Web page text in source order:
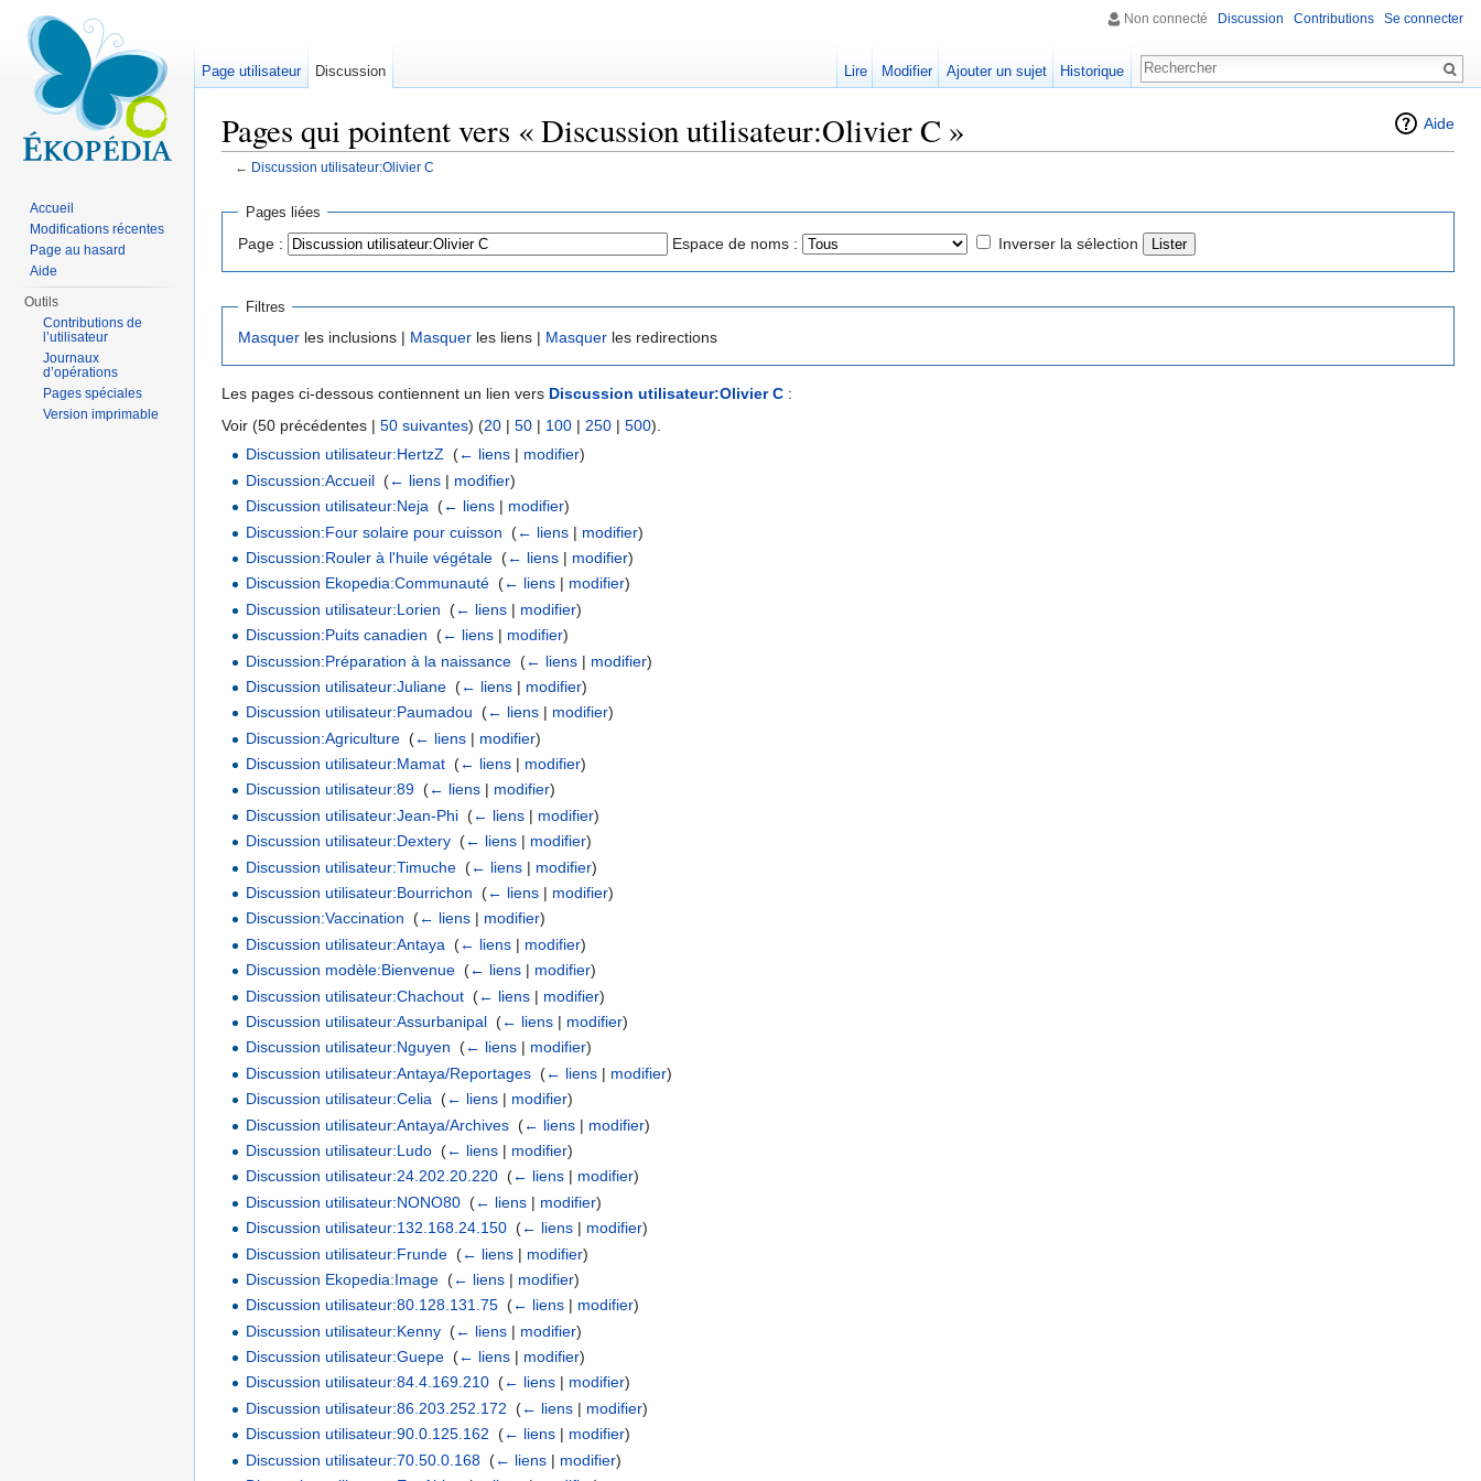
Aide
Pages qui pointent vers « Discussion utilisateur:Olivier C »
← Discussion utilisateur:Olivier C
Pages liées
Page : Espace de noms : Inverser la sélection
Filtres
Masquer les inclusions | Masquer les liens | Masquer les redirections
Les pages ci-dessous contiennent un lien vers Discussion utilisateur:Olivier C :
Voir (50 précédentes | 50 suivantes) (20 | 50 | 100 | 250 | 500).
Discussion utilisateur:HertzZ (← liens | modifier)
Discussion:Accueil (← liens | modifier)
Discussion utilisateur:Neja
(← liens | modifier)
Discussion:Four solaire pour cuisson
(← liens | modifier)
Discussion:Rouler à l'huile végétale (← liens | modifier)
Discussion Ekopedia:Communauté (← liens | modifier)
Discussion utilisateur:Lorien
(← liens | modifier)
Discussion:Puits canadien
(← liens | modifier)
Discussion:Préparation à la naissance (← liens | modifier)
Discussion utilisateur:Juliane (← liens | modifier)
Discussion utilisateur:Paumadou
(← liens | modifier)
Discussion:Agriculture (← liens | modifier)
Discussion utilisateur:Mamat (← liens | modifier)
Discussion utilisateur:89 (← liens | modifier)
Discussion utilisateur:Jean-Phi (← liens | modifier)
Discussion utilisateur:Dextery (← liens | modifier)
Discussion utilisateur:Timuche (← liens | modifier)
Discussion utilisateur:Bourrichon
(← liens | modifier)
Discussion:Vaccination
(← liens | modifier)
Discussion utilisateur:Antaya
(← liens | modifier)
Discussion modèle:Bienvenue (← liens | modifier)
Discussion utilisateur:Chachout (← liens | modifier)
Discussion utilisateur:Assurbanipal (← liens | modifier)
Discussion utilisateur:Nguyen
(← liens | modifier)
Discussion utilisateur:Antaya/Reportages (← liens | modifier)
Discussion utilisateur:Celia
(← liens | modifier)
Discussion utilisateur:Antaya/Archives (← liens | modifier)
Discussion utilisateur:Ludo (← liens | modifier)
Discussion utilisateur:24.202.20.220 (← liens | modifier)
Discussion utilisateur:NONO80 (← liens | modifier)
Discussion utilisateur:132.168.24.150 (← liens | modifier)
Discussion utilisateur:Frunde (← liens | modifier)
Discussion Ekopedia:Image (← liens | modifier)
Discussion utilisateur:80.128.131.75 (← liens | modifier)
Discussion utilisateur:Kenny (← liens | modifier)
Discussion utilisateur:Guepe (← liens | modifier)
Discussion utilisateur:84.4.169.210 (← liens | modifier)
Discussion utilisateur:86.203.252.172
(← liens | modifier)
Discussion utilisateur:90.0.125.162
(← liens | modifier)
Discussion utilisateur:70.50.0.168 (← liens | modifier)
Non connecté Discussion Contributions Se connecter
Page utilisateur Discussion Lire Modifier Ajouter un sujet Historique
Accueil
Modifications récentes
Page au hasard
Aide
Outils
Contributions de
l’utilisateur
Journaux
d’opérations
Pages spéciales
Version imprimable